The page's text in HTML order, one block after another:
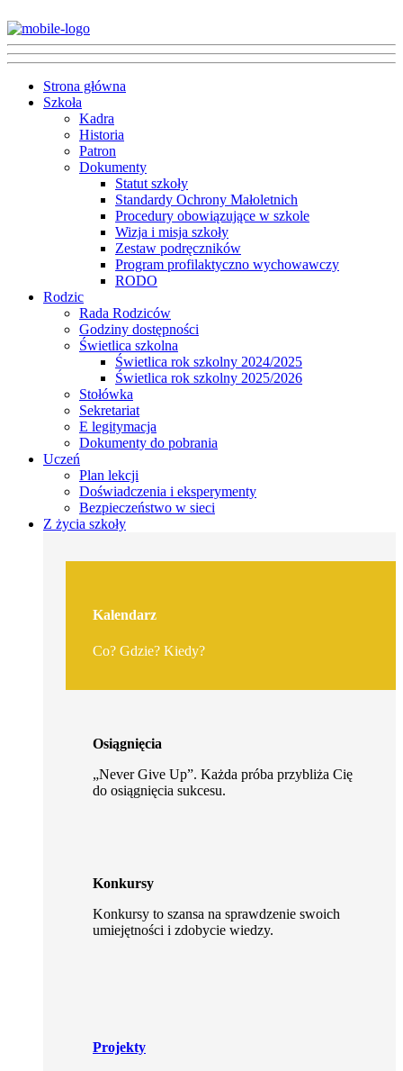
Strona główna
Szkoła
Kadra
Historia
Patron
Dokumenty
Statut szkoły
Standardy Ochrony Małoletnich
Procedury obowiązujące w szkole
Wizja i misja szkoły
Zestaw podręczników
Program profilaktyczno wychowawczy
RODO
Rodzic
Rada Rodziców
Godziny dostępności
Świetlica szkolna
Świetlica rok szkolny 2024/2025
Świetlica rok szkolny 2025/2026
Stołówka
Sekretariat
E legitymacja
Dokumenty do pobrania
Uczeń
Plan lekcji
Doświadczenia i eksperymenty
Bezpieczeństwo w sieci
Z życia szkoły
Kalendarz
Co? Gdzie? Kiedy?
Osiągnięcia
„Never Give Up”. Każda próba przybliża Cię
do osiągnięcia sukcesu.
Konkursy
Konkursy to szansa na sprawdzenie swoich
umiejętności i zdobycie wiedzy.
Projekty